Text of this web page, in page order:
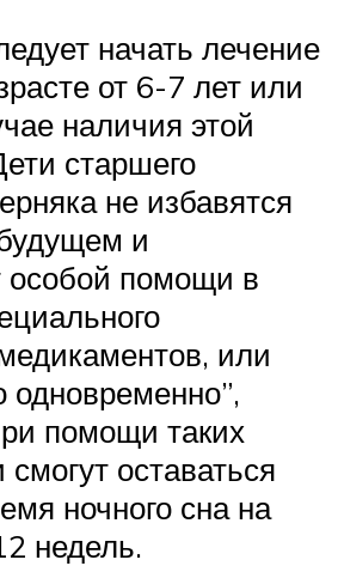
начать лечение
от 6-7 лет или
наличия этой
старшего
не избавятся
и
особой помощи в
или
одновременно”,
помощи таких
смогут оставаться
ночного сна на
недель.